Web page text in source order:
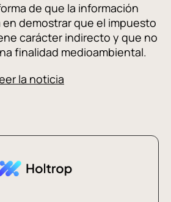
de que la información
demostrar que el impuesto
carácter indirecto y que no
finalidad medioambiental.
la noticia